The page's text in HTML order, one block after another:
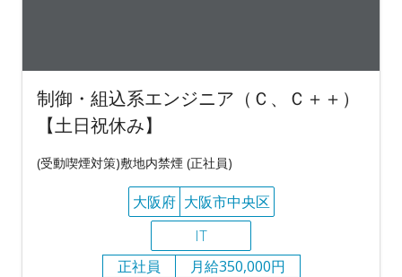
制御・組込系エンジニア（Ｃ、Ｃ＋＋）
【土日祝休み】
(受動喫煙対策)敷地内禁煙 (正社員)
大阪府 大阪市中央区
IT
正社員
月給350,000円